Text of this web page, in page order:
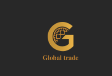
automatiquement votre
Suivre